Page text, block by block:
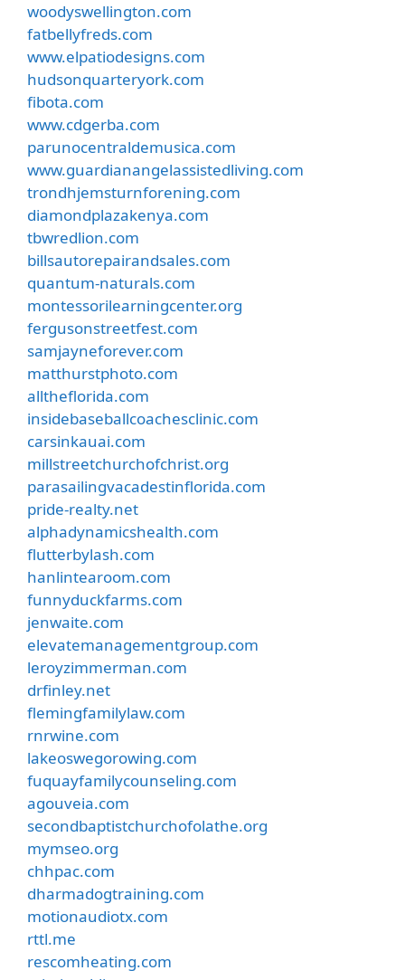
woodyswellington.com
fatbellyfreds.com
www.elpatiodesigns.com
hudsonquarteryork.com
fibota.com
www.cdgerba.com
parunocentraldemusica.com
www.guardianangelassistedliving.com
trondhjemsturnforening.com
diamondplazakenya.com
tbwredlion.com
billsautorepairandsales.com
quantum-naturals.com
montessorilearningcenter.org
fergusonstreetfest.com
samjayneforever.com
matthurstphoto.com
alltheflorida.com
insidebaseballcoachesclinic.com
carsinkauai.com
millstreetchurchofchrist.org
parasailingvacadestinflorida.com
pride-realty.net
alphadynamicshealth.com
flutterbylash.com
hanlintearoom.com
funnyduckfarms.com
jenwaite.com
elevatemanagementgroup.com
leroyzimmerman.com
drfinley.net
flemingfamilylaw.com
rnrwine.com
lakeoswegorowing.com
fuquayfamilycounseling.com
agouveia.com
secondbaptistchurchofolathe.org
mymseo.org
chhpac.com
dharmadogtraining.com
motionaudiotx.com
rttl.me
rescomheating.com